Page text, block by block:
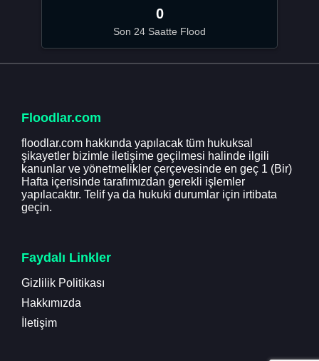
0
Son 24 Saatte Flood
Floodlar.com
floodlar.com hakkında yapılacak tüm hukuksal
şikayetler bizimle iletişime geçilmesi halinde ilgili
kanunlar ve yönetmelikler çerçevesinde en geç 1 (Bir)
Hafta içerisinde tarafımızdan gerekli işlemler
yapılacaktır. Telif ya da hukuki durumlar için irtibata
geçin.
Faydalı Linkler
Gizlilik Politikası
Hakkımızda
İletişim